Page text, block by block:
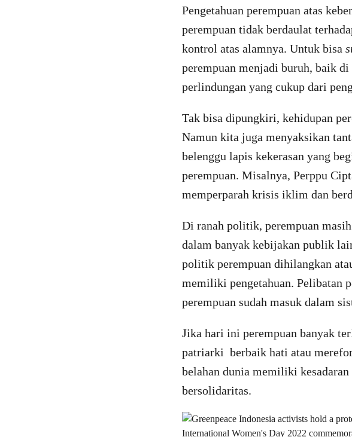
Pengetahuan perempuan atas
perempuan tidak berdaulat
kontrol atas alamnya. Untuk bisa
perempuan menjadi buruh, baik
perlindungan yang cukup dari
Tak bisa dipungkiri, kehidupan
Namun kita juga menyaksikan
belenggu lapis kekerasan yang
perempuan. Misalnya, Perppu
memperparah krisis iklim dan
Di ranah politik, perempuan
dalam banyak kebijakan publik
politik perempuan dihilangkan
memiliki pengetahuan. Pelibatan
perempuan sudah masuk dalam
Jika hari ini perempuan banyak
patriarki berbaik hati atau
belahan dunia memiliki
bersolidaritas.